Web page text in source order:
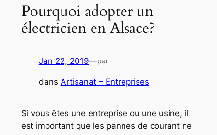
Pourquoi adopter un
électricien en Alsace?
Jan 22, 2019—par
dans Artisanat – Entreprises
Si vous êtes une entreprise ou une usine, il
est important que les pannes de courant ne